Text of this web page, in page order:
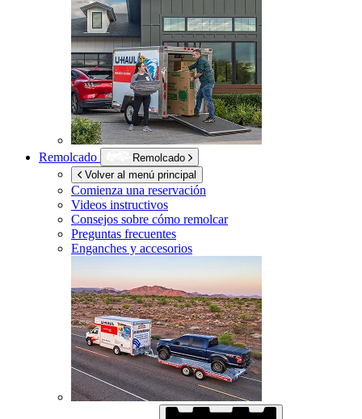
Remolcado
Remolcado
Volver al menú principal
Comienza una reservación
Videos instructivos
Consejos sobre cómo remolcar
Preguntas frecuentes
Enganches y accesorios